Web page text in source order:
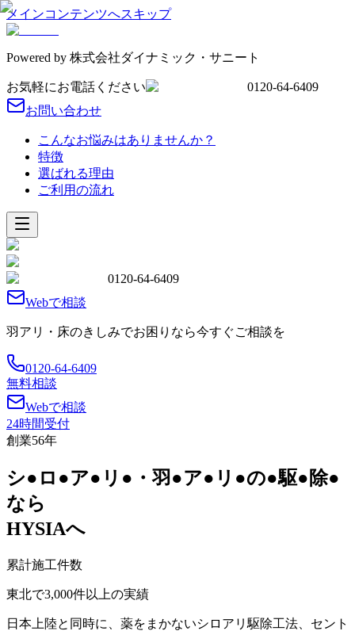
メインコンテンツへスキップ
Powered by 株式会社ダイナミック・サニート
お気軽にお電話ください
0120-64-6409
お問い合わせ
こんなお悩みはありませんか？
特徴
選ばれる理由
ご利用の流れ
0120-64-6409
Webで相談
羽アリ・床のきしみでお困りなら今すぐご相談を
0120-64-6409
無料相談
Webで相談
24時間受付
創業56年
シ● ロ ●ア● リ ● ・羽 ●ア● リ ●の●駆●除●
なら
HYSIAへ
累計施工件数
東北で3,000件以上の実績
日本上陸と同時に、薬をまかないシロアリ駆除工法、セント